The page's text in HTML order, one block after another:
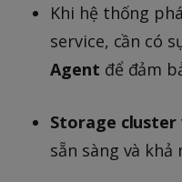
Khi hệ thống
service, cần có
Agent để đảm
Storage cluster
sẵn sàng và khả